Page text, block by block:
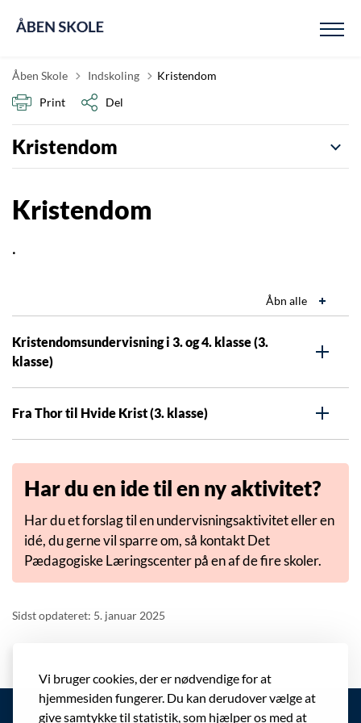
Vi bruger cookies, der er nødvendige for at
hjemmesiden fungerer. Du kan derudover vælge at
give samtykke til statistik, som hjælper os med at
Åben Skole Tilbage til
Indskoling
Kristendom
Print
Del
Kristendom
Kristendom
.
Åbn alle
Kristendomsundervisning i 3. og 4. klasse (3.
klasse)
Fra Thor til Hvide Krist (3. klasse)
Har du en ide til en ny aktivitet?
Har du et forslag til en undervisningsaktivitet eller en
idé, du gerne vil sparre om, så kontakt Det
Pædagogiske Læringscenter på en af de fire skoler.
Sidst opdateret: 5. januar 2025